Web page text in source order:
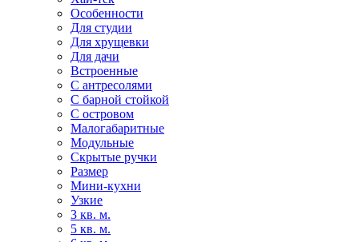
Особенности
Для студии
Для хрущевки
Для дачи
Встроенные
С антресолями
С барной стойкой
С островом
Малогабаритные
Модульные
Скрытые ручки
Размер
Мини-кухни
Узкие
3 кв. м.
5 кв. м.